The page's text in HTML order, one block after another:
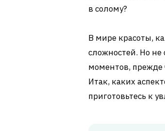
в солому?
В мире красоты,
сложностей. Но
моментов, прежде
Итак, каких
приготовьтесь к